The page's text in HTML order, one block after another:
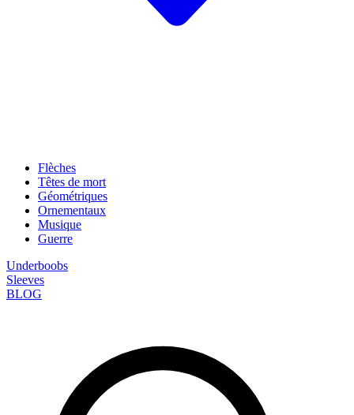
Flèches
Têtes de mort
Géométriques
Ornementaux
Musique
Guerre
Underboobs
Sleeves
BLOG